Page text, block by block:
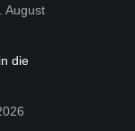
August
die